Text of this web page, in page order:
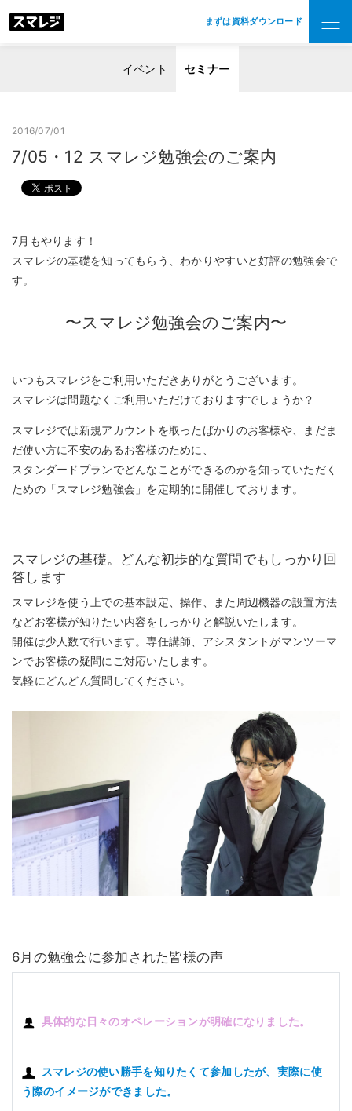
まずは資料ダウンロード
イベント セミナー
2016/07/01
7/05・12 スマレジ勉強会のご案内
7月もやります！
スマレジの基礎を知ってもらう、わかりやすいと好評の勉強会で
す。
〜スマレジ勉強会のご案内〜
いつもスマレジをご利用いただきありがとうございます。
スマレジは問題なくご利用いただけておりますでしょうか？
スマレジでは新規アカウントを取ったばかりのお客様や、まだま
だ使い方に不安のあるお客様のために、
スタンダードプランでどんなことができるのかを知っていただく
ための「スマレジ勉強会」を定期的に開催しております。
スマレジの基礎。どんな初歩的な質問でもしっかり回
答します
スマレジを使う上での基本設定、操作、また周辺機器の設置方法
などお客様が知りたい内容をしっかりと解説いたします。
開催は少人数で行います。専任講師、アシスタントがマンツーマ
ンでお客様の疑問にご対応いたします。
気軽にどんどん質問してください。
6月の勉強会に参加された皆様の声
具体的な日々のオペレーションが明確になりました。
スマレジの使い勝手を知りたくて参加したが、実際に使
う際のイメージができました。